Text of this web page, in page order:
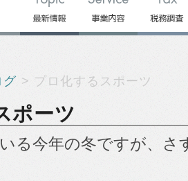
グ > プロ化するスポーツ
ポーツ
る今年の冬ですが、さ